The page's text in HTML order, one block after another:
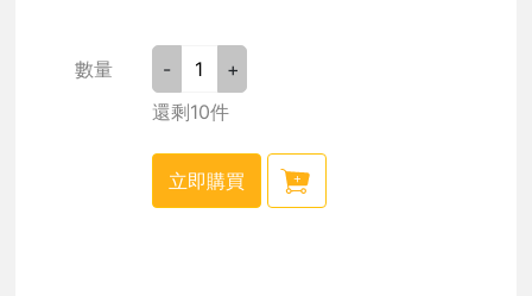
數量 -
+
還剩10件
立即購買